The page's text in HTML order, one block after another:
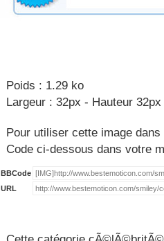
Poids : 1.29 ko
Largeur : 32px - Hauteur 32px
Pour utiliser cette image
Code ci-dessous dans votre
BBCode
URL